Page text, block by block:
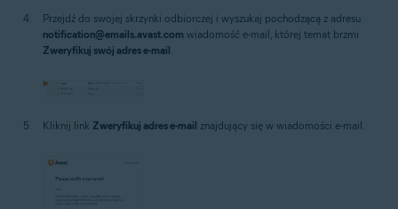
Przejdź do swojej skrzynki odbiorczej i wyszukaj pochodzącą z adresu
notification@emails.avast.com wiadomość e-mail, której temat brzmi
Zweryfikuj swój adres e-mail
Kliknij link Zweryfikuj adres e-mail znajdujący się w wiadomości e-mail.